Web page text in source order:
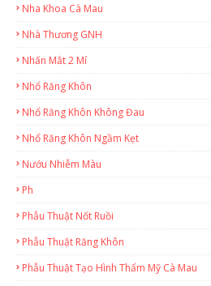
Nha Khoa Cà Mau
Nhà Thương GNH
Nhấn Mắt 2 Mí
Nhổ Răng Khôn
Nhổ Răng Khôn Không Đau
Nhổ Răng Khôn Ngầm Kẹt
Nướu Nhiễm Màu
Ph
Phẫu Thuật Nốt Ruồi
Phẫu Thuật Răng Khôn
Phẫu Thuật Tạo Hình Thẩm Mỹ Cà Mau